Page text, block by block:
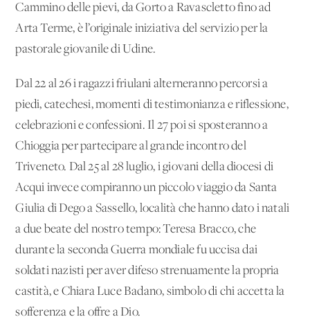
Cammino delle pievi, da Gorto a Ravascletto fino ad
Arta Terme, è l’originale iniziativa del servizio per la
pastorale giovanile di Udine.
Dal 22 al 26 i ragazzi friulani alterneranno percorsi a
piedi, catechesi, momenti di testimonianza e riflessione,
celebrazioni e confessioni. Il 27 poi si sposteranno a
Chioggia per partecipare al grande incontro del
Triveneto. Dal 25 al 28 luglio, i giovani della diocesi di
Acqui invece compiranno un piccolo viaggio da Santa
Giulia di Dego a Sassello, località che hanno dato i natali
a due beate del nostro tempo: Teresa Bracco, che
durante la seconda Guerra mondiale fu uccisa dai
soldati nazisti per aver difeso strenuamente la propria
castità, e Chiara Luce Badano, simbolo di chi accetta la
sofferenza e la offre a Dio.